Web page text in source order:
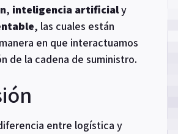
, inteligencia artificialy
, las cuales están
en que interactuamos
de la cadena de suministro.
entre logística y